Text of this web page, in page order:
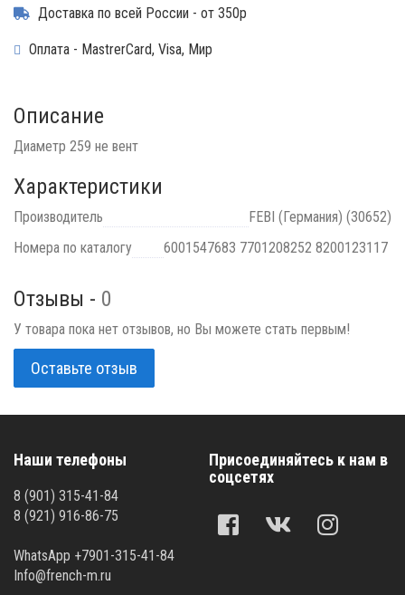
Доставка по всей России - от 350р
Оплата - MastrerCard, Visa, Мир
Описание
Диаметр 259 не вент
Характеристики
Производитель
FEBI (Германия) (30652)
Номера по каталогу
6001547683 7701208252 8200123117
Отзывы - 0
У товара пока нет отзывов, но Вы можете стать первым!
Оставьте отзыв
Наши телефоны
8 (901) 315-41-84
8 (921) 916-86-75
WhatsApp +7901-315-41-84
Info@french-m.ru
Присоединяйтесь к нам в
соцсетях